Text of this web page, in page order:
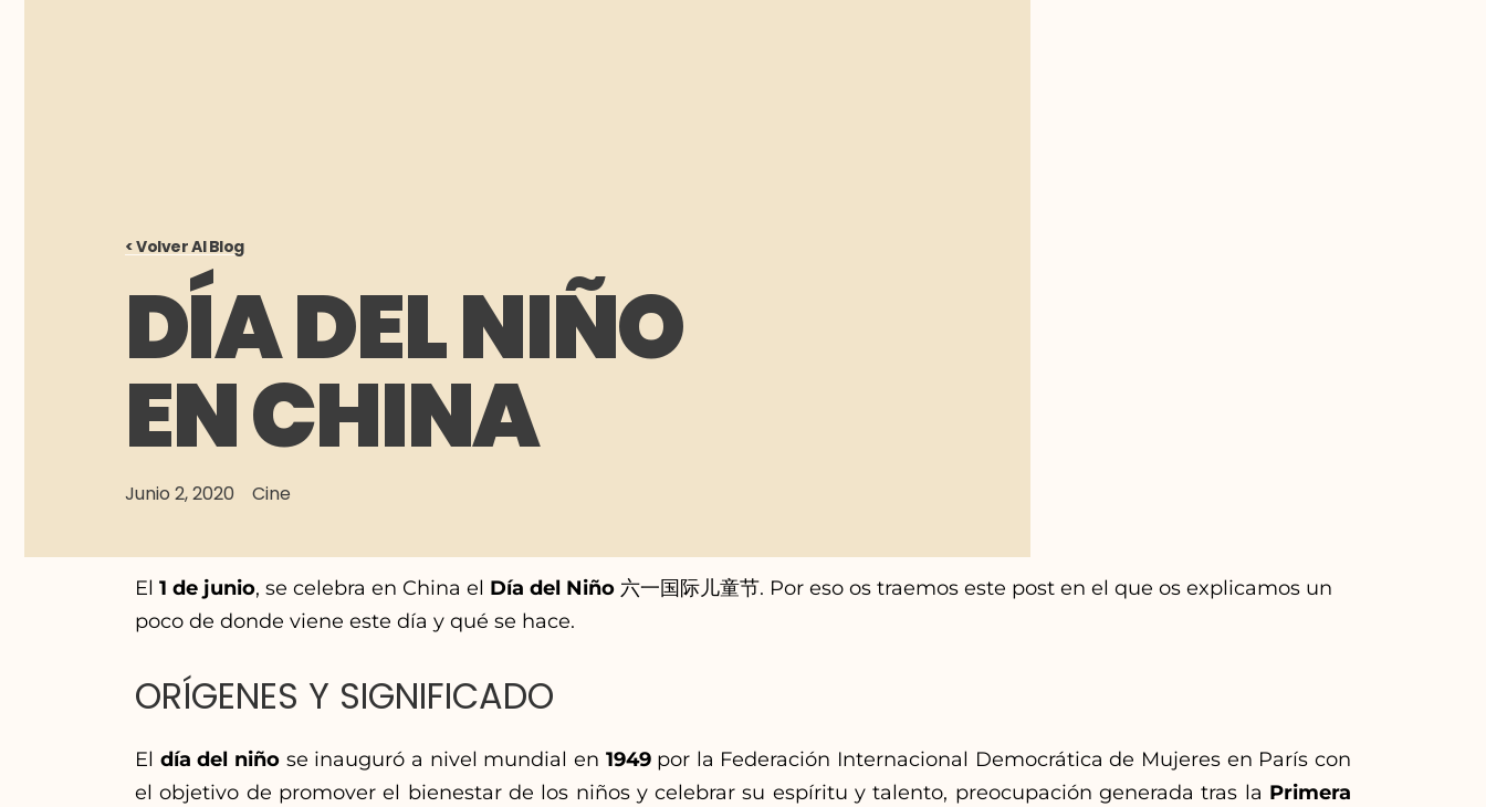
< Volver Al Blog
DÍA DEL NIÑO
EN CHINA
Junio 2, 2020 Cine
El 1 de junio, se celebra en China el Día del Niño 六一国际儿童节. Por eso os traemos este post en el que os explicamos un
poco de donde viene este día y qué se hace.
ORÍGENES Y SIGNIFICADO
El día del niñose inauguró a nivel mundial en 1949por la Federación Internacional Democrática de Mujeres en París con
el objetivo de promover el bienestar de los niños y celebrar su espíritu y talento, preocupación generada tras la Primera